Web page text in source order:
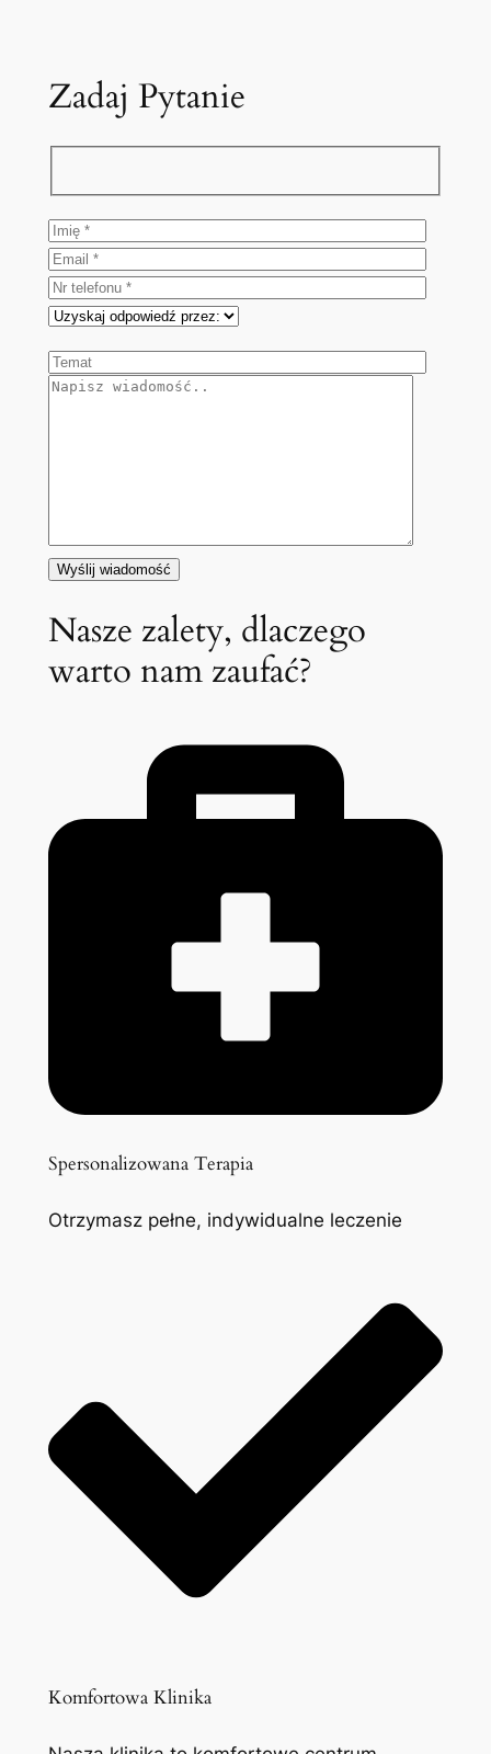
Zadaj Pytanie
Nasze zalety, dlaczego
warto nam zaufać?
Spersonalizowana Terapia
Otrzymasz pełne, indywidualne leczenie
Komfortowa Klinika